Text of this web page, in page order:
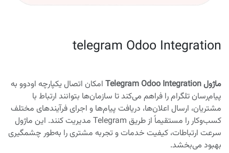
telegram Odoo Integration
ماژول Telegram Odoo Integration
امکان اتصال یکپارچه اودوو به
پیام‌رسان تلگرام را فراهم می‌کند تا سازمان‌ها بتوانند ارتباط با
مشتریان، ارسال اعلان‌ها، دریافت پیام‌ها و اجرای فرآیندهای مختلف
کسب‌وکار را مستقیماً از طریق Telegram مدیریت کنند. این ماژول
سرعت ارتباطات، کیفیت خدمات و تجربه مشتری را به‌طور چشمگیری
بهبود می‌بخشد.